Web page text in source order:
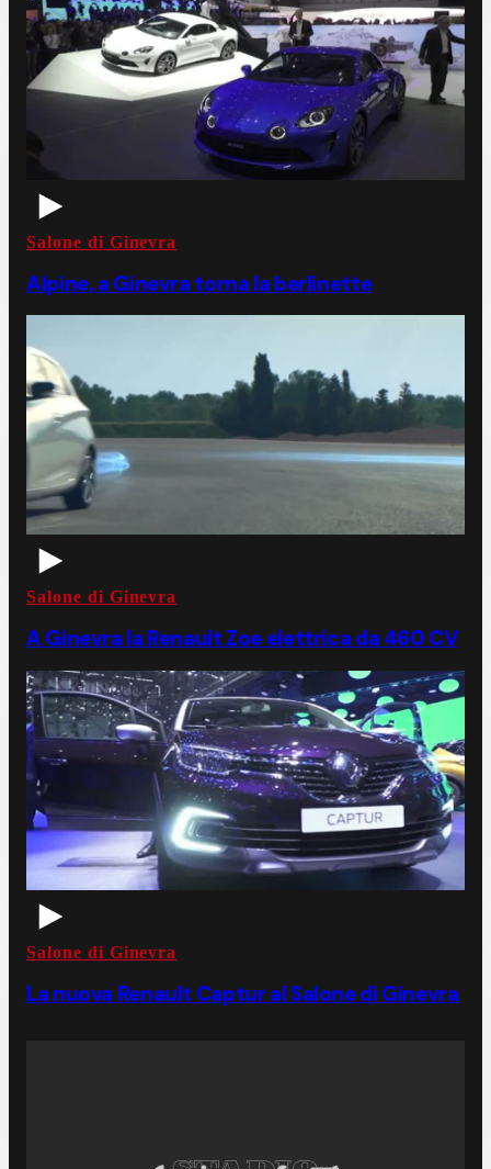
Salone di Ginevra
Alpine, a Ginevra torna la berlinette
Salone di Ginevra
A Ginevra la Renault Zoe elettrica da 460 CV
Salone di Ginevra
La nuova Renault Captur al Salone di Ginevra